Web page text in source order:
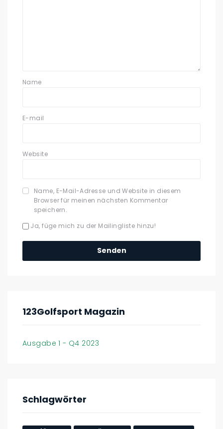
Name
E-mail
Website
Name, E-Mail-Adresse und Website in diesem
Browser für meinen nächsten Kommentar
speichern.
Ja, füge mich zu der Mailingliste hinzu!
123Golfsport Magazin
Ausgabe 1 - Q4 2023
Schlagwörter